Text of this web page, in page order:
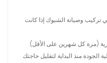
وصيانة الشبوك إذا كانت
(مرة كل شهرين على الأقل).
الجودة منذ البداية لتقليل حاجتك